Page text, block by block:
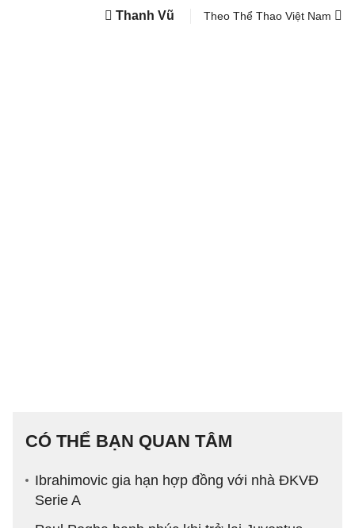
Thanh Vũ Theo Thể Thao Việt Nam
CÓ THỂ BẠN QUAN TÂM
Ibrahimovic gia hạn hợp đồng với nhà ĐKVĐ
Serie A